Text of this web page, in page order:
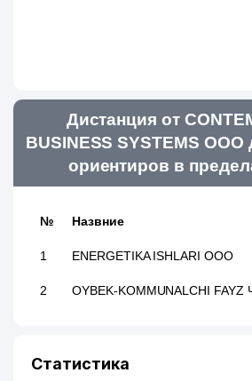
Дистанция от
BUSINESS SYSTEMS
ориентиров в
№ Назвние
1 ENERGETIKA ISHLARI ООО
2 OYBEK-KOMMUNALCHI FAYZ
Статистика